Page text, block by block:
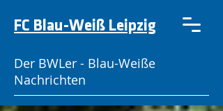
FC Blau-Weiß Leipzig
Der BWLer - Blau-Weiße
Nachrichten